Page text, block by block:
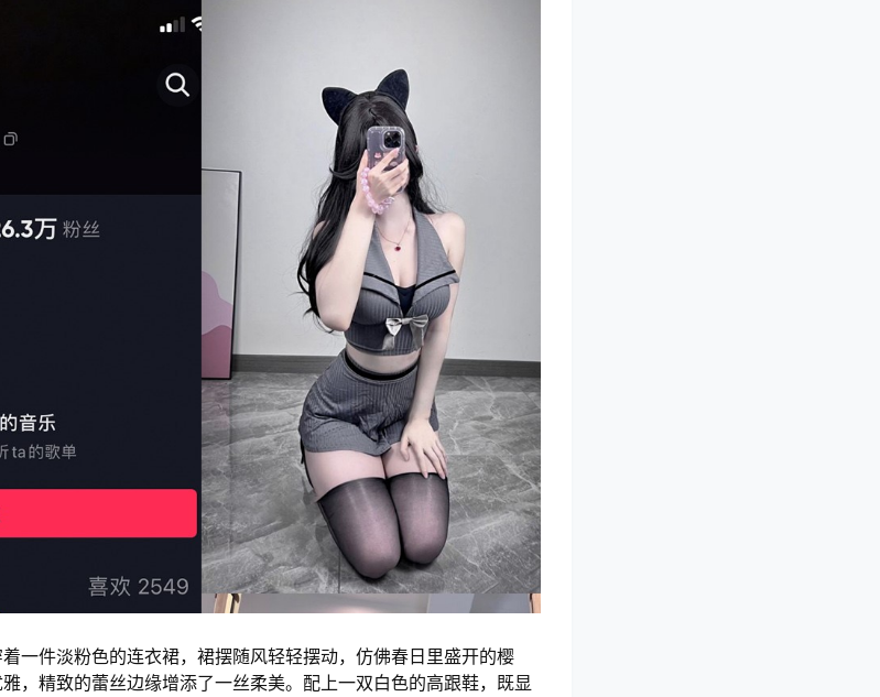
一件淡粉色的连衣裙，裙摆随风轻轻摆动，仿佛春日里盛开的樱
，精致的蕾丝边缘增添了一丝柔美。配上一双白色的高跟鞋，既显